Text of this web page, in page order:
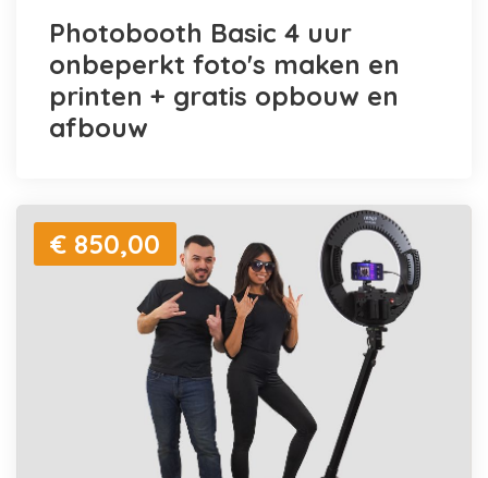
Photobooth Basic 4 uur
onbeperkt foto's maken en
printen + gratis opbouw en
afbouw
€ 850,00